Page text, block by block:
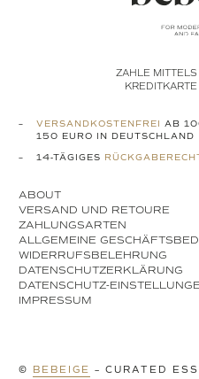
VERSANDKOSTENFREI
AB
150 EURO IN DEUTSCHLAND
14-TÄGIGES
ABOUT
VERSAND UND RETOURE
ZAHLUNGSARTEN
ALLGEMEINE
WIDERRUFSBELEHRUNG
DATENSCHUTZERKLÄRUNG
DATENSCHUTZ-
IMPRESSUM
© BEBEIGE – CURATED
ZAHLE